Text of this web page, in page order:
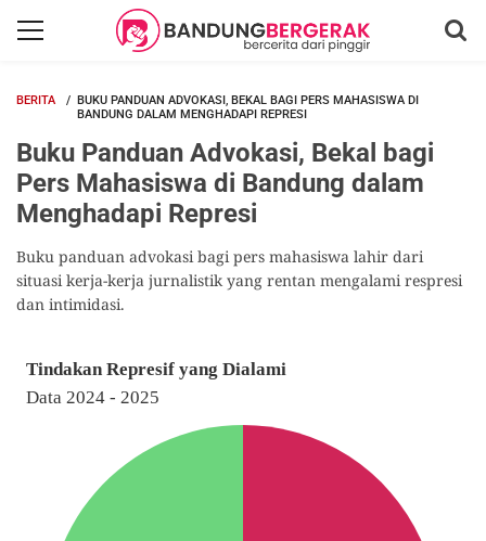
BERITA
BUKU PANDUAN ADVOKASI, BEKAL BAGI PERS MAHASISWA DI
BANDUNG DALAM MENGHADAPI REPRESI
Buku Panduan Advokasi, Bekal bagi
Pers Mahasiswa di Bandung dalam
Menghadapi Represi
Buku panduan advokasi bagi pers mahasiswa lahir dari
situasi kerja-kerja jurnalistik yang rentan mengalami respresi
dan intimidasi.